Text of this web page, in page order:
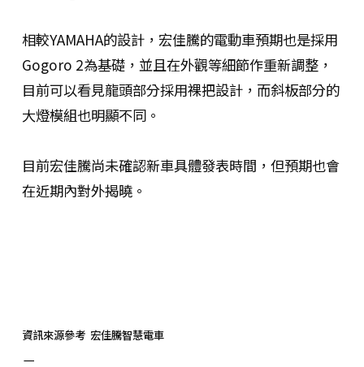
相較YAMAHA的設計，宏佳騰的電動車預期也是採用
Gogoro 2為基礎，並且在外觀等細節作重新調整，
目前可以看見龍頭部分採用裸把設計，而斜板部分的
大燈模組也明顯不同。
目前宏佳騰尚未確認新車具體發表時間，但預期也會
在近期內對外揭曉。
資訊來源參考 宏佳騰智慧電車
－